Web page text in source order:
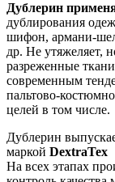
Дублерин
дублирования
шифон, армани-
др. Не утяжеляет,
разреженные
современным
пальтово-
целей в том числе.
Дублерин
маркой DextraTex
На всех этапах